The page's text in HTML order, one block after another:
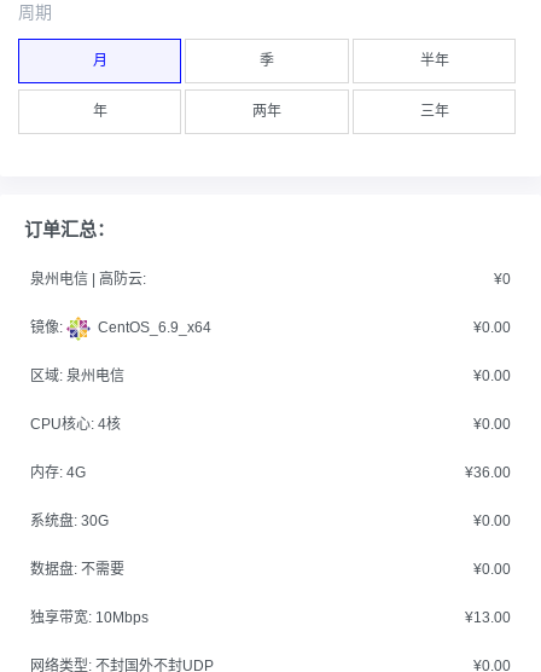
周期
月 季 半年
年 两年 三年
订单汇总：
泉州电信 | 高防云: ¥0
镜像: CentOS_6.9_x64 ¥0.00
区域: 泉州电信 ¥0.00
CPU核心: 4核 ¥0.00
内存: 4G ¥36.00
系统盘: 30G ¥0.00
数据盘: 不需要 ¥0.00
独享带宽: 10Mbps ¥13.00
网络类型: 不封国外不封UDP ¥0.00